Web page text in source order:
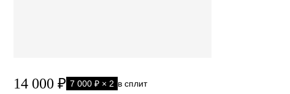
14 000 ₽ 7 000 ₽ × 2 в сплит